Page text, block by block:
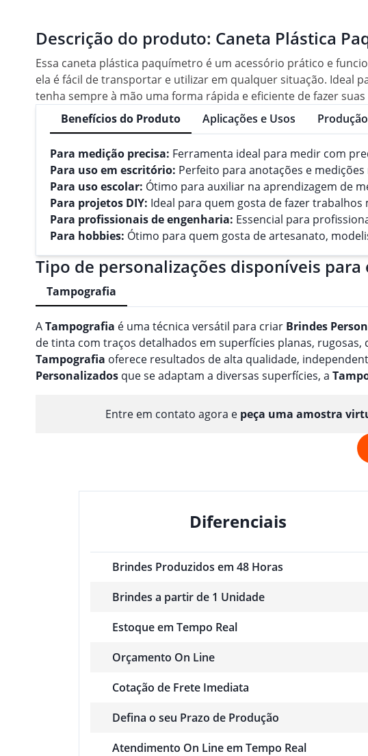
Descrição do produto: Caneta Plástica
Essa caneta plástica paquímetro é um acessório prático e
ela é fácil de transportar e utilizar em qualquer situação. Ideal
tenha sempre à mão uma forma rápida e eficiente de fazer
Benefícios do Produto
Aplicações e Usos
Para medição precisa: Ferramenta ideal para medir com
Para uso em escritório: Perfeito para anotações e
Para uso escolar: Ótimo para auxiliar na aprendizagem de
Para projetos DIY: Ideal para quem gosta de fazer
Para profissionais de engenharia: Essencial para
Para hobbies: Ótimo para quem gosta de artesanato,
Tipo de personalizações disponíveis para
Tampografia
ATampografia é uma técnica versátil para criar Brindes
de tinta com traços detalhados em superfícies planas,
Tampografia oferece resultados de alta qualidade,
Personalizados que se adaptam a diversas superfícies, a
Entre em contato agora e peça uma amostra
Diferenciais
Brindes Produzidos em 48 Horas
Brindes a partir de 1 Unidade
Estoque em Tempo Real
Orçamento On Line
Cotação de Frete Imediata
Defina o seu Prazo de Produção
Atendimento On Line em Tempo Real